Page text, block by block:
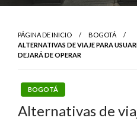
PÁGINA DE INICIO
BOGOTÁ
ALTERNATIVAS DE VIAJE PARA
DEJARÁ DE OPERAR
BOGOTÁ
Alternativas de